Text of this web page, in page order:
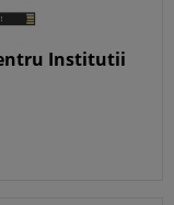
Institutii